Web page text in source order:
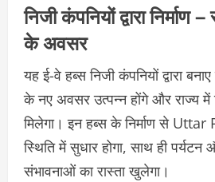
निजी कंपनियों द्वारा
के अवसर
यह ई-वे हब्स निजी कंपनियों द्वारा
के नए अवसर उत्पन्न होंगे और राज्य में
मिलेगा। इन हब्स के निर्माण से
स्थिति में सुधार होगा, साथ ही पर्यटन
संभावनाओं का रास्ता खुलेगा।